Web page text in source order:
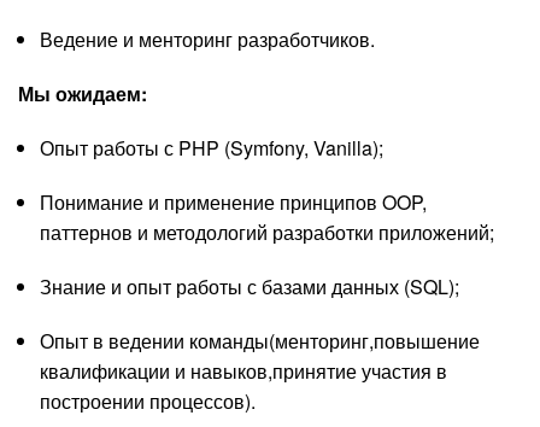
Ведение и менторинг разработчиков.
Мы ожидаем:
Опыт работы с PHP (Symfony, Vanilla);
Понимание и применение принципов OOP,
паттернов и методологий разработки приложений;
Знание и опыт работы с базами данных (SQL);
Опыт в ведении команды(менторинг,повышение
квалификации и навыков,принятие участия в
построении процессов).